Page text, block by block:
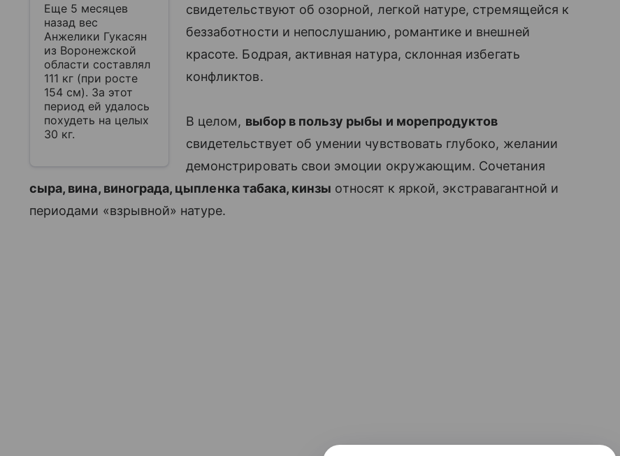
Еще 5 месяцев
назад вес
Анжелики Гукасян
из Воронежской
области составлял
111 кг (при росте
154 см). За этот
период ей удалось
похудеть на целых
30 кг.
свидетельствуют об озорной, легкой натуре, стремящейся к
беззаботности и непослушанию, романтике и внешней
красоте. Бодрая, активная натура, склонная избегать
конфликтов.
В целом, выбор в пользу рыбы и морепродуктов
свидетельствует об умении чувствовать глубоко, желании
демонстрировать свои эмоции окружающим. Сочетания
сыра, вина, винограда, цыпленка табака, кинзы относят к яркой, экстравагантной и
периодами «взрывной» натуре.